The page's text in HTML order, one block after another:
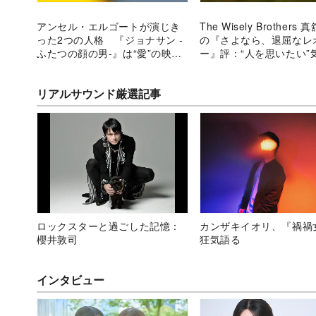
アンセル・エルゴートが演じき
った2つの人格 『ジョナサン -
ふたつの顔の男-』は“愛”の映画
The Wisely Brothers 真
の『さよなら、退屈なレ
ー』評：“人を思いたい”
リアルサウンド厳選記事
ロックスターと過ごした記憶：
櫻井敦司
カンザキイオリ、『禍禍
狂気語る
インタビュー